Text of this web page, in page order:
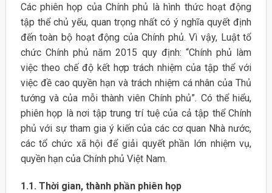
Các phiên họp của Chính phủ là hình thức hoạt động
tập thể chủ yếu, quan trọng nhất có ý nghĩa quyết định
đến toàn bộ hoạt động của Chính phủ. Vì vậy, Luật tổ
chức Chính phủ năm 2015 quy định: “Chính phủ làm
việc theo chế độ kết hợp trách nhiệm của tập thể với
việc đề cao quyền hạn và trách nhiệm cá nhân của Thủ
tướng và của mỗi thành viên Chính phủ”. Có thể hiểu,
phiên họp là nơi tập trung trí tuệ của cả tập thể Chính
phủ với sự tham gia ý kiến của các cơ quan Nhà nước,
các tổ chức xã hội để giải quyết phần lớn nhiệm vụ,
quyền hạn của Chính phủ Việt Nam.
1.1. Thời gian, thành phần phiên họp